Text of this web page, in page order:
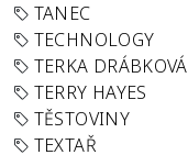
TANEC
TECHNOLOGY
TERKA DRÁBKOVÁ
TERRY HAYES
TĚSTOVINY
TEXTAŘ